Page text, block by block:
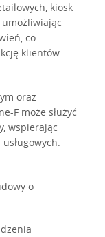
kiosk
co
klientów.
oraz
F może służyć
wspierając
o